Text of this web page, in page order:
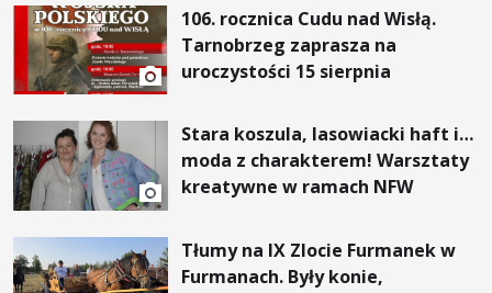
106. rocznica Cudu nad Wisłą.
Tarnobrzeg zaprasza na
uroczystości 15 sierpnia
Stara koszula, lasowiacki haft i…
moda z charakterem! Warsztaty
kreatywne w ramach NFW
Tłumy na IX Zlocie Furmanek w
Furmanach. Były konie,